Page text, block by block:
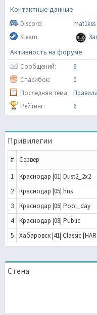
Контактные данные
Discord:
mat1kss
Steam:
Активность на форуме
Сообщений:
6
Спасибок:
0
Последняя тема:
Рейтинг:
6
Привилегии
# Сервер
1
Краснодар |01| Dust2_2x2
2
Краснодар |05| hns
3
Краснодар |06| Pool_day
4
Краснодар |08| Public
5
Хабаровск |41| Classic
Стена